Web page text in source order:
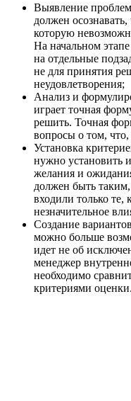
Выявление
должен
которую
На начальном этапе
на отдельные
не для принятия
неудовлетворения;
Анализ и
играет точная
решить. Точная
вопросы о том, что,
Установка
нужно установить
желания и
должен быть
входили только
незначительное
Создание
можно больше
идет не об
менеджер
необходимо
критериями оценки.